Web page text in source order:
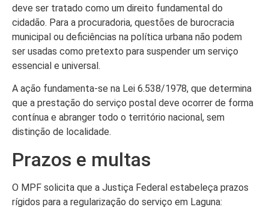
deve ser tratado como um direito fundamental do
cidadão. Para a procuradoria, questões de burocracia
municipal ou deficiências na política urbana não podem
ser usadas como pretexto para suspender um serviço
essencial e universal.
A ação fundamenta-se na Lei 6.538/1978, que determina
que a prestação do serviço postal deve ocorrer de forma
contínua e abranger todo o território nacional, sem
distinção de localidade.
Prazos e multas
O MPF solicita que a Justiça Federal estabeleça prazos
rígidos para a regularização do serviço em Laguna: